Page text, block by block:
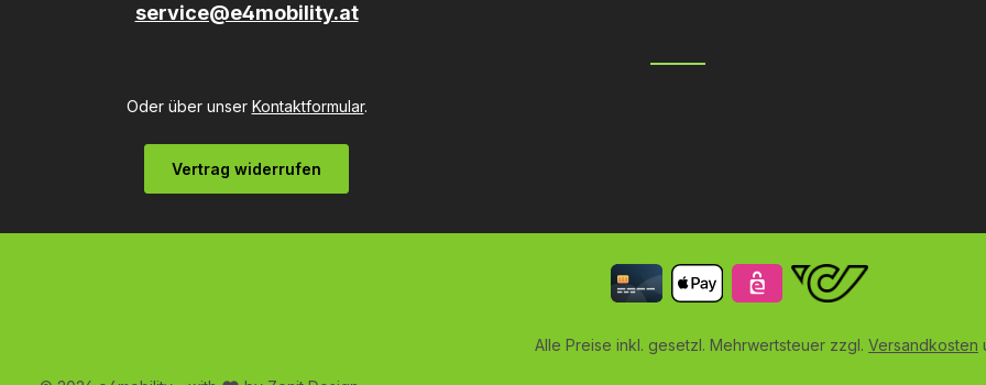
service@e4mobility.at
Oder über unser Kontaktformular.
Vertrag widerrufen
Alle Preise inkl. gesetzl. Mehrwertsteuer zzgl. Versandkosten